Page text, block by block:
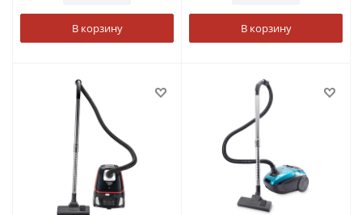
В корзину В корзину